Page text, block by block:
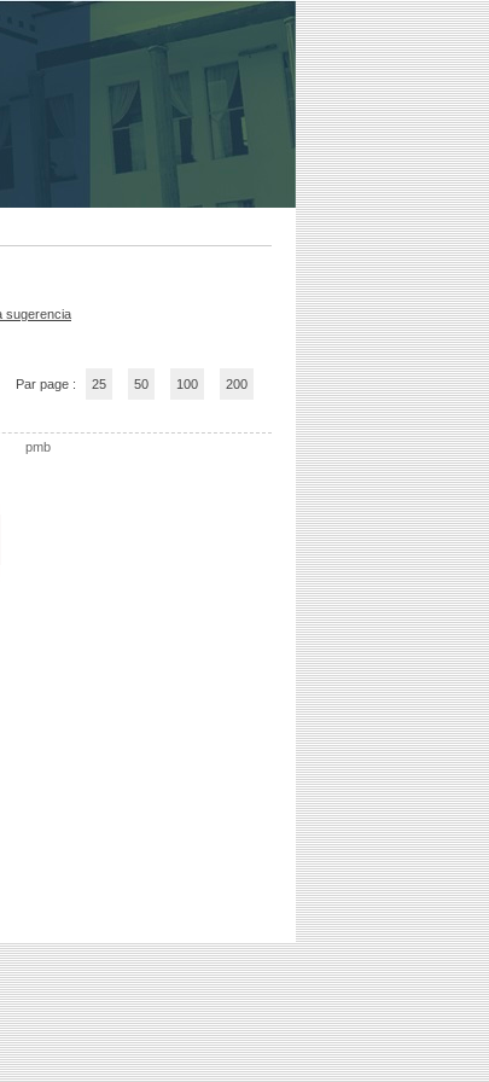
sugerencia
Par page : 25 50 100 200
pmb